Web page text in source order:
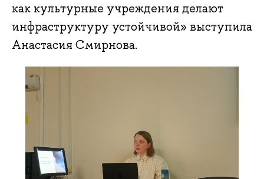
как культурные учреждения делают
инфраструктуру устойчивой» выступила
Анастасия Смирнова.